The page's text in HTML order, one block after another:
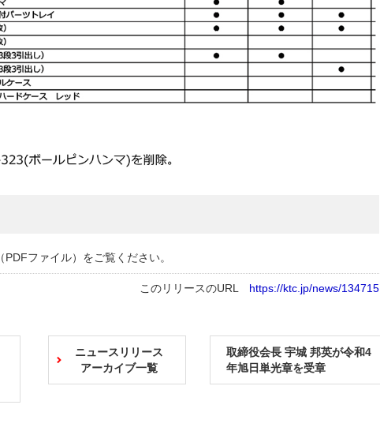
（PDFファイル） をご覧ください。
このリリースのURL https://ktc.jp/news/134715
ニュースリリース
アーカイブ一覧
取締役会長 宇城 邦英が令和4
年旭日単光章を受章